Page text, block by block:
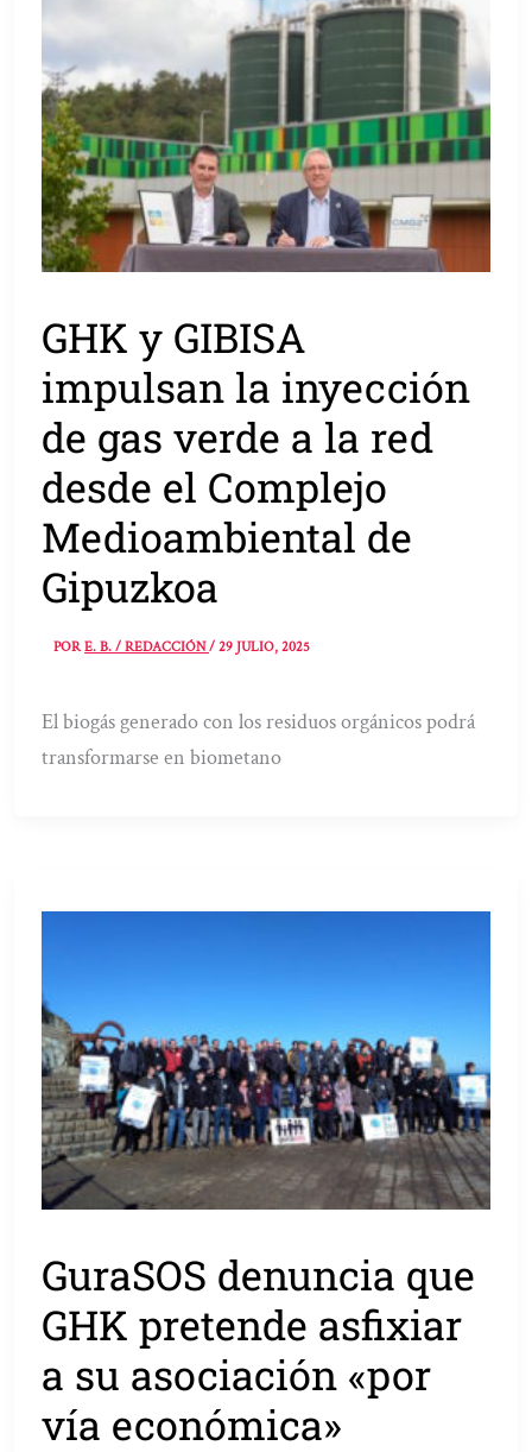
GHK y GIBISA
impulsan la inyección
de gas verde a la red
desde el Complejo
Medioambiental de
Gipuzkoa
PORE. B. / REDACCIÓN/29 JULIO, 2025
El biogás generado con los residuos orgánicos podrá
transformarse en biometano
GuraSOS denuncia que
GHK pretende asfixiar
a su asociación «por
vía económica»